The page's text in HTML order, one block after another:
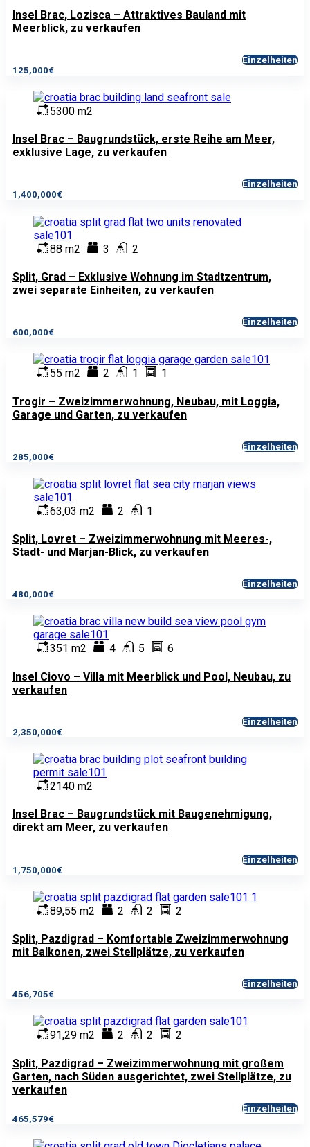
Insel Brac, Lozisca – Attraktives Bauland mit
Meerblick, zu verkaufen
125,000€
Einzelheiten
5300 m2
Insel Brac – Baugrundstück, erste Reihe am Meer,
exklusive Lage, zu verkaufen
1,400,000€
Einzelheiten
88 m2 3 2
Split, Grad – Exklusive Wohnung im Stadtzentrum,
zwei separate Einheiten, zu verkaufen
600,000€
Einzelheiten
55 m2 2 1 1
Trogir – Zweizimmerwohnung, Neubau, mit Loggia,
Garage und Garten, zu verkaufen
285,000€
Einzelheiten
63,03 m2 2 1
Split, Lovret – Zweizimmerwohnung mit Meeres-,
Stadt- und Marjan-Blick, zu verkaufen
480,000€
Einzelheiten
351 m2 4 5 6
Insel Ciovo – Villa mit Meerblick und Pool, Neubau, zu
verkaufen
2,350,000€
Einzelheiten
2140 m2
Insel Brac – Baugrundstück mit Baugenehmigung,
direkt am Meer, zu verkaufen
1,750,000€
Einzelheiten
89,55 m2 2 2 2
Split, Pazdigrad – Komfortable Zweizimmerwohnung
mit Balkonen, zwei Stellplätze, zu verkaufen
456,705€
Einzelheiten
91,29 m2 2 2 2
Split, Pazdigrad – Zweizimmerwohnung mit großem
Garten, nach Süden ausgerichtet, zwei Stellplätze, zu
verkaufen
465,579€
Einzelheiten